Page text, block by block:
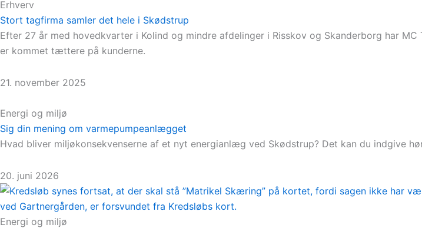
Erhverv
Stort tagfirma samler det hele i Skødstrup
Efter 27 år med hovedkvarter i Kolind og mindre afdelinger i Risskov og Skanderborg har
er kommet tættere på kunderne.
21. november 2025
Energi og miljø
Sig din mening om varmepumpeanlægget
Hvad bliver miljøkonsekvenserne af et nyt energianlæg ved Skødstrup? Det kan du indgive
20. juni 2026
Energi og miljø